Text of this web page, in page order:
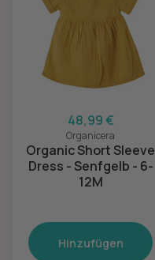
48,99 €
Organicera
Organic Short Sleeve
Dress - Senfgelb - 6-
12M
Hinzufügen